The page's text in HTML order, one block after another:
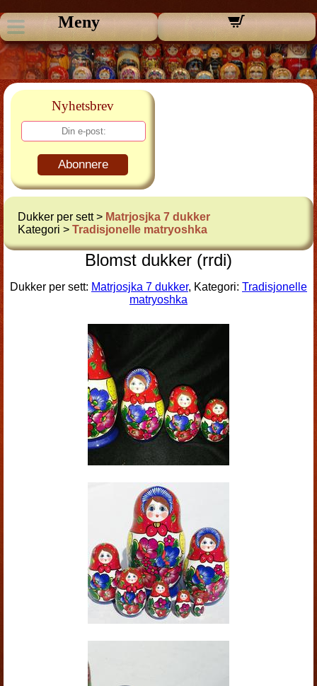
Meny
Nyhetsbrev
Abonnere
Dukker per sett > Matrjosjka 7 dukker
Kategori > Tradisjonelle matryoshka
Blomst dukker (rrdi)
Dukker per sett: Matrjosjka 7 dukker, Kategori: Tradisjonelle
matryoshka